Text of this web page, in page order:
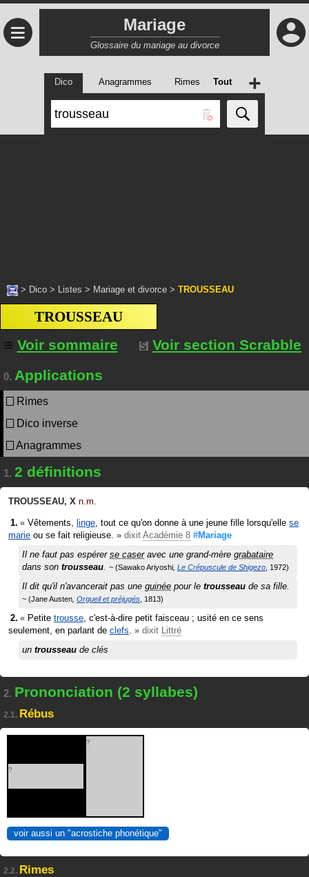
≡ Mariage
Glossaire du mariage au divorce
Dico Anagrammes Rimes Tout +
> Dico > Listes > Mariage et divorce > TROUSSEAU
TROUSSEAU
Voir sommaire
Voir section Scrabble
0. Applications
Rimes
Dico inverse
Anagrammes
1. 2 définitions
TROUSSEAU, X n.m.
« Vêtements, linge, tout ce qu'on donne à une jeune fille lorsqu'elle se
marie ou se fait religieuse. » dixit Académie 8 #Mariage
Il ne faut pas espérer se caseravec une grand-mère grabataire
dans son trousseau. Sawako Ariyoshi Le Crépuscule de Shigezo 1972
Il dit qu'il n'avancerait pas une guinée pour le trousseau de sa fille.
Jane Austen Orgueil et préjugés 1813
« Petite trousse, c'est-à-dire petit faisceau ; usité en ce sens
seulement, en parlant de clefs. » dixit Littré
un trousseau de clés
2. Prononciation (2 syllabes)
2.1. Rébus
?
?
voir aussi un "acrostiche phonétique"
2.2. Rimes